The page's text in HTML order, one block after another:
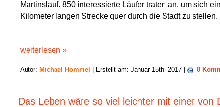
Martinslauf. 850 interessierte Läufer traten an, um sich
Kilometer langen Strecke quer durch die Stadt zu stellen.
weiterlesen »
Autor: Michael Hommel | Erstellt am: Januar 15th, 2017 | 0
Das Leben wäre so viel leichter mit einer von